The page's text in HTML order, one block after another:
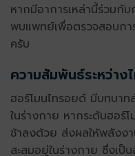
หากมีอาการเหล่านี้ร่วมกั
พบแพทย์เพื่อตรวจสอบกา
ครับ
ความสัมพันธ์ระหว่า
ฮอร์โมนไทรอยด์ มีบทบา
ในร่างกาย หากระดับฮอร์
ช้าลงด้วย ส่งผลให้พลังงา
สะสมอยู่ในร่างกาย ซึ่งเป็